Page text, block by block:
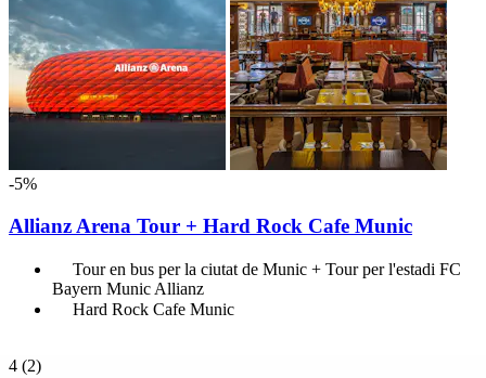
-5%
Allianz Arena Tour + Hard Rock Cafe Munic
Tour en bus per la ciutat de Munic + Tour per l'estadi FC
Bayern Munic Allianz
Hard Rock Cafe Munic
4 (2)